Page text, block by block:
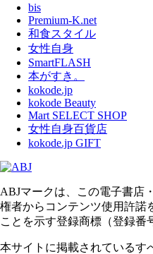
bis
Premium-K.net
和食スタイル
女性自身
SmartFLASH
本がすき。
kokode.jp
kokode Beauty
Mart SELECT SHOP
女性自身百貨店
kokode.jp GIFT
ABJマークは、この電子書店
権者からコンテンツ使用許諾
ことを示す登録商標（登録番
本サイトに掲載されているす